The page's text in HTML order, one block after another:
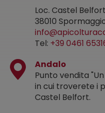
Loc. Castel
38010
Tel: +39 0461
Andalo
Punto vendita
in cui troverete i
Castel Belfort.